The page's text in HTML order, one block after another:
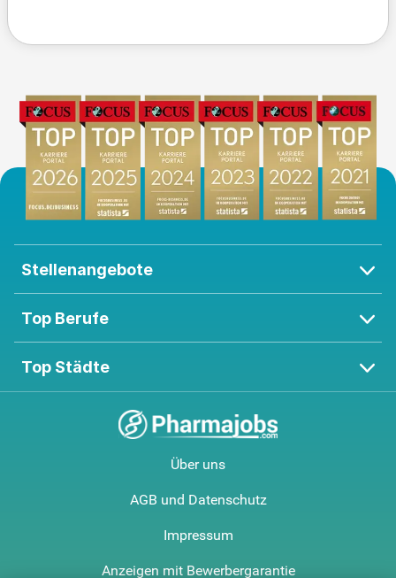
Stellenangebote
Top Berufe
Top Städte
Über uns
AGB und Datenschutz
Impressum
Anzeigen mit Bewerbergarantie